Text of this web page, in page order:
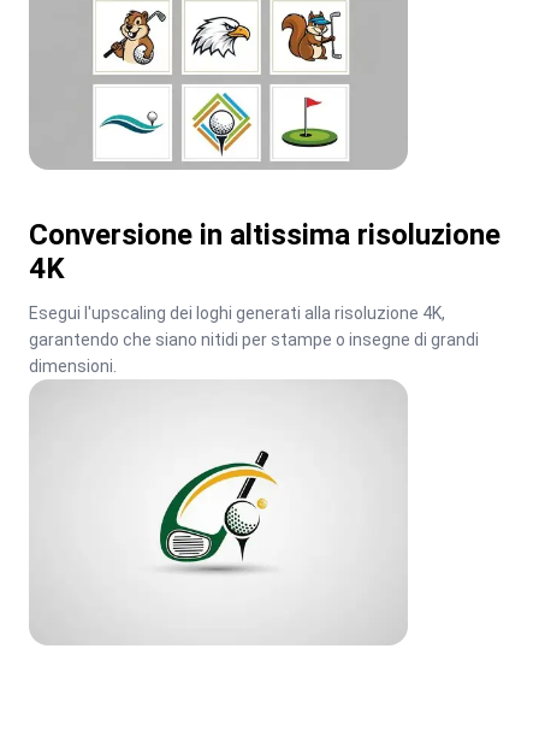
Conversione in altissima risoluzione
4K
Esegui l'upscaling dei loghi generati alla risoluzione 4K,
garantendo che siano nitidi per stampe o insegne di grandi
dimensioni.